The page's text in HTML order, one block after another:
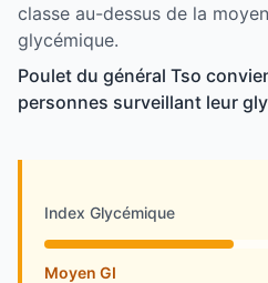
classe au-dessus de la
glycémique.
Poulet du général Tso
personnes surveillant leur
Index Glycémique
Moyen GI